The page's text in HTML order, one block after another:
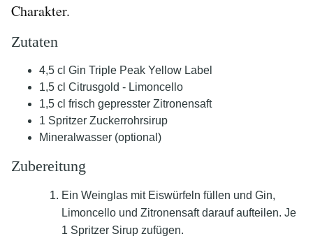
Charakter.
Zutaten
4,5 cl Gin Triple Peak Yellow Label
1,5 cl Citrusgold - Limoncello
1,5 cl frisch gepresster Zitronensaft
1 Spritzer Zuckerrohrsirup
Mineralwasser (optional)
Zubereitung
Ein Weinglas mit Eiswürfeln füllen und Gin,
Limoncello und Zitronensaft darauf aufteilen. Je
1 Spritzer Sirup zufügen.